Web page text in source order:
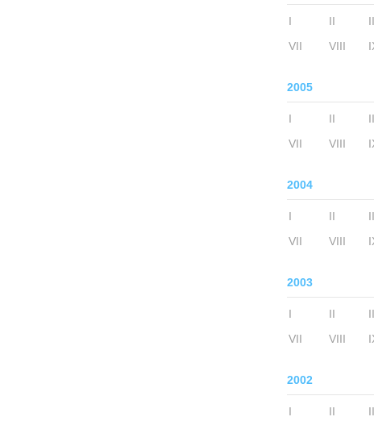
I II
VII
VIII
2005
I II
VII
VIII
2004
I II
VII
VIII
2003
I II
VII
VIII
2002
I II